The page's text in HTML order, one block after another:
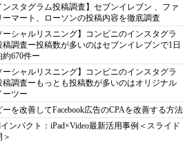
ンスタグラム投稿調査】セブンイレブン 、ファ
ーマート、ローソンの投稿内容を徹底調査
ーシャルリスニング】コンビニのインスタグラ
稿調査ー投稿数が多いのはセブンイレブンで1日
約670件ー
ーシャルリスニング】コンビニのインスタグラ
稿調査ーもっとも投稿数が多いのはオリジナル
ーツー
ーを改善してFacebook広告のCPAを改善する方法
インパクト：iPad×Video最新活用事例＜スライド